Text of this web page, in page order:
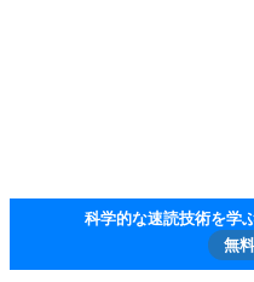
科学的な速読技術を学
無